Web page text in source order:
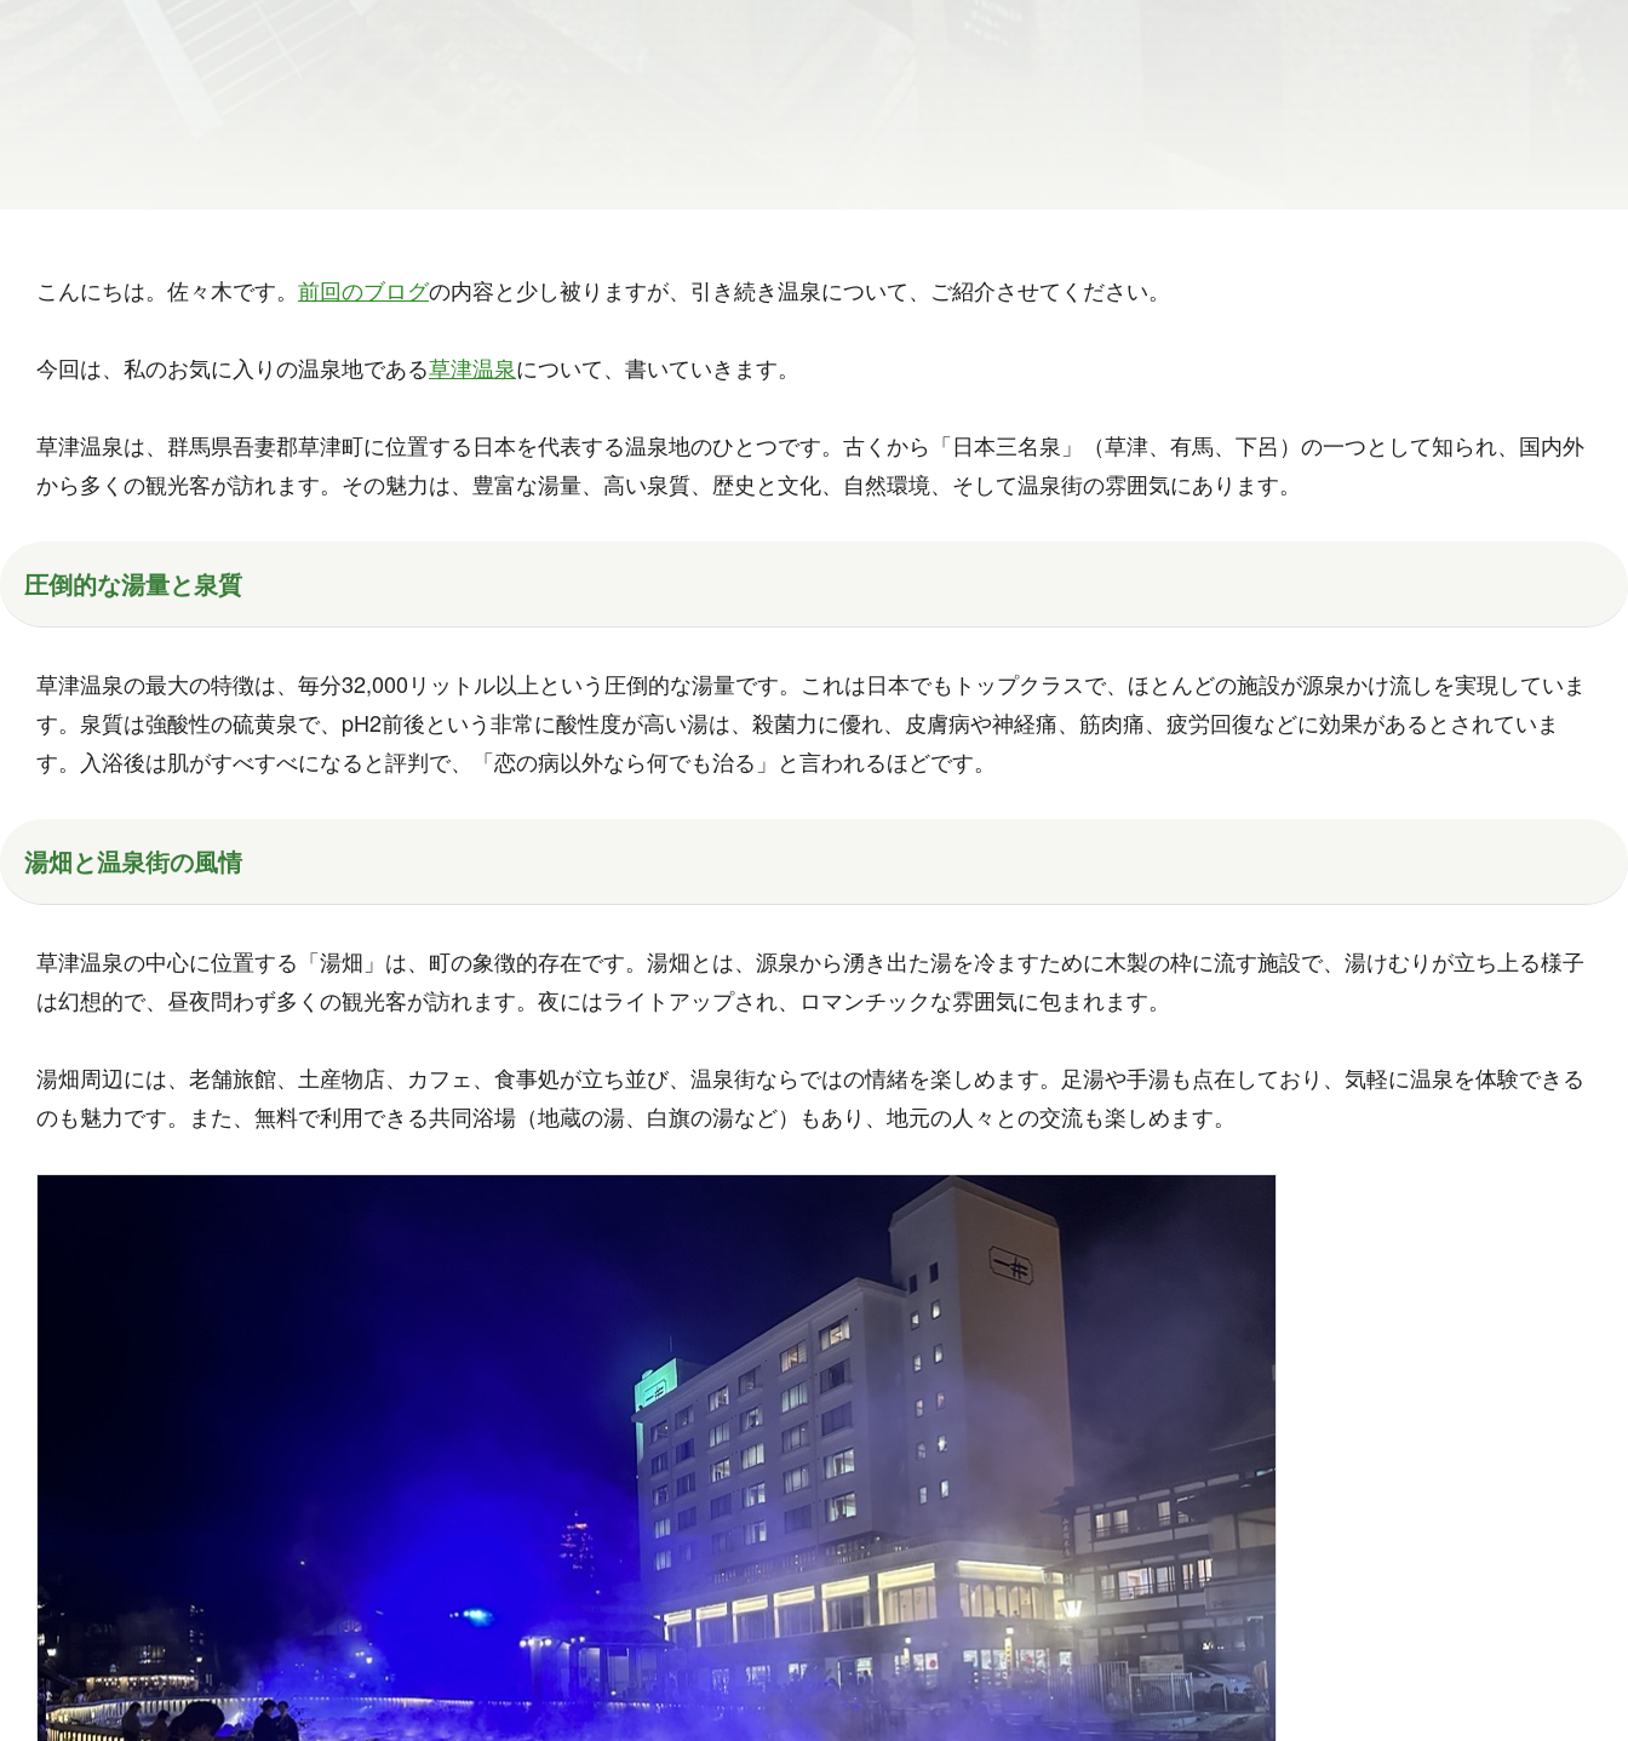
こんにちは。佐々木です。 前回のブログの内容と少し被りますが、引き続き温泉について、ご紹介させてください。
今回は、私のお気に入りの温泉地である草津温泉について、書いていきます。
草津温泉は、群馬県吾妻郡草津町に位置する日本を代表する温泉地のひとつです。古くから「日本三名泉」（草津、有馬、下呂）の一つとして知られ、国内外
から多くの観光客が訪れます。その魅力は、豊富な湯量、高い泉質、歴史と文化、自然環境、そして温泉街の雰囲気にあります。
圧倒的な湯量と泉質
草津温泉の最大の特徴は、毎分32,000リットル以上という圧倒的な湯量です。これは日本でもトップクラスで、ほとんどの施設が源泉かけ流しを実現していま
す。泉質は強酸性の硫黄泉で、pH2前後という非常に酸性度が高い湯は、殺菌力に優れ、皮膚病や神経痛、筋肉痛、疲労回復などに効果があるとされていま
す。入浴後は肌がすべすべになると評判で、「恋の病以外なら何でも治る」と言われるほどです。
湯畑と温泉街の風情
草津温泉の中心に位置する「湯畑」は、町の象徴的存在です。湯畑とは、源泉から湧き出た湯を冷ますために木製の枠に流す施設で、湯けむりが立ち上る様子
は幻想的で、昼夜問わず多くの観光客が訪れます。夜にはライトアップされ、ロマンチックな雰囲気に包まれます。
湯畑周辺には、老舗旅館、土産物店、カフェ、食事処が立ち並び、温泉街ならではの情緒を楽しめます。足湯や手湯も点在しており、気軽に温泉を体験できる
のも魅力です。また、無料で利用できる共同浴場（地蔵の湯、白旗の湯など）もあり、地元の人々との交流も楽しめます。